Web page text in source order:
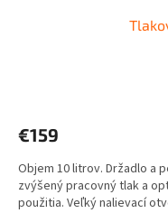
€159
Objem 10 litrov. Držadlo a
zvýšený pracovný tlak a
použitia. Veľký nalievací